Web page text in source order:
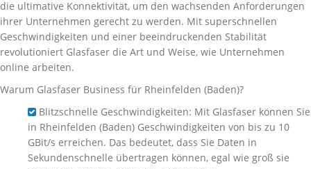
die ultimative Konnektivität, um den wachsenden Anforderungen
ihrer Unternehmen gerecht zu werden. Mit superschnellen
Geschwindigkeiten und einer beeindruckenden Stabilität
revolutioniert Glasfaser die Art und Weise, wie Unternehmen
online arbeiten.
Warum Glasfaser Business für Rheinfelden (Baden)?
Blitzschnelle Geschwindigkeiten: Mit Glasfaser können Sie
in Rheinfelden (Baden) Geschwindigkeiten von bis zu 10
GBit/s erreichen. Das bedeutet, dass Sie Daten in
Sekundenschnelle übertragen können, egal wie groß sie